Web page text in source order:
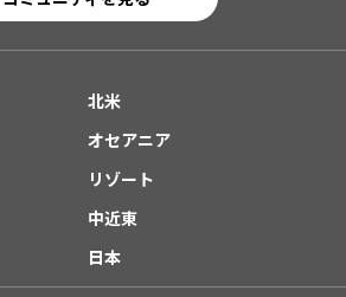
北米
オセアニア
リゾート
中近東
日本